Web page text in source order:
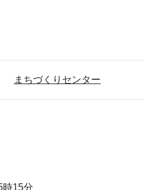
まちづくりセンター
時15分